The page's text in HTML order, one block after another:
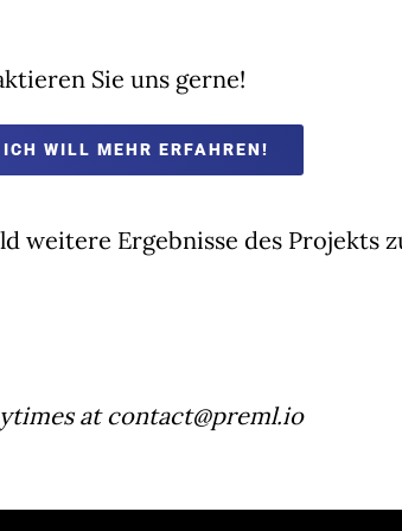
Sie uns gerne!
ICH WILL MEHR ERFAHREN!
weitere Ergebnisse des Projekts
at contact@preml.io